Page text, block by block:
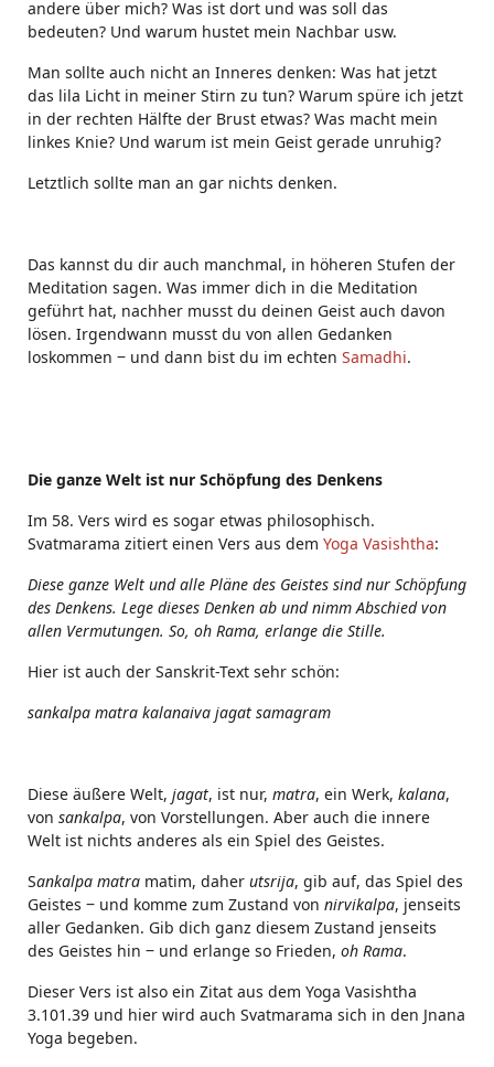
andere über mich? Was ist dort und was soll das
bedeuten? Und warum hustet mein Nachbar usw.
Man sollte auch nicht an Inneres denken: Was hat jetzt
das lila Licht in meiner Stirn zu tun? Warum spüre ich jetzt
in der rechten Hälfte der Brust etwas? Was macht mein
linkes Knie? Und warum ist mein Geist gerade unruhig?
Letztlich sollte man an gar nichts denken.
Das kannst du dir auch manchmal, in höheren Stufen der
Meditation sagen. Was immer dich in die Meditation
geführt hat, nachher musst du deinen Geist auch davon
lösen. Irgendwann musst du von allen Gedanken
loskommen ‒ und dann bist du im echten Samadhi.
Die ganze Welt ist nur Schöpfung des Denkens
Im 58. Vers wird es sogar etwas philosophisch.
Svatmarama zitiert einen Vers aus dem Yoga Vasishtha:
Diese ganze Welt und alle Pläne des Geistes sind nur Schöpfung
des Denkens. Lege dieses Denken ab und nimm Abschied von
allen Vermutungen. So, oh Rama, erlange die Stille.
Hier ist auch der Sanskrit-Text sehr schön:
sankalpa matra kalanaiva jagat samagram
Diese äußere Welt, jagat, ist nur, matra, ein Werk, kalana,
von sankalpa, von Vorstellungen. Aber auch die innere
Welt ist nichts anderes als ein Spiel des Geistes.
Sankalpa matra matim, daher utsrija, gib auf, das Spiel des
Geistes ‒ und komme zum Zustand von nirvikalpa, jenseits
aller Gedanken. Gib dich ganz diesem Zustand jenseits
des Geistes hin ‒ und erlange so Frieden, oh Rama.
Dieser Vers ist also ein Zitat aus dem Yoga Vasishtha
3.101.39 und hier wird auch Svatmarama sich in den Jnana
Yoga begeben.